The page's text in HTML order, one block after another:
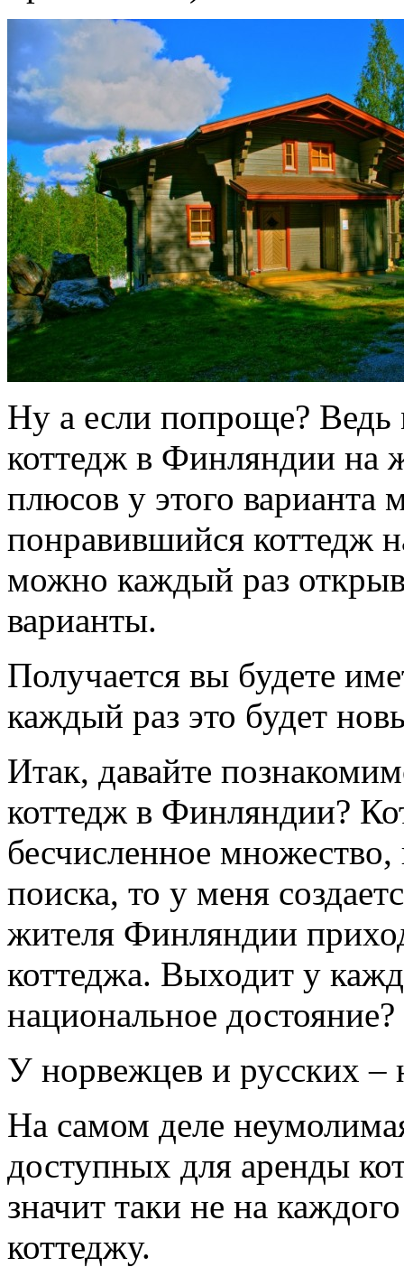
Ну а если попроще? Ведь
коттедж в Финляндии на
плюсов у этого варианта
понравившийся коттедж
можно каждый раз
варианты.
Получается вы будете
каждый раз это будет
Итак, давайте
коттедж в Финляндии?
бесчисленное
поиска, то у меня
жителя Финляндии
коттеджа. Выходит у
национальное достояние?
У норвежцев и русских
На самом деле
доступных для аренды
значит таки не на
коттеджу.